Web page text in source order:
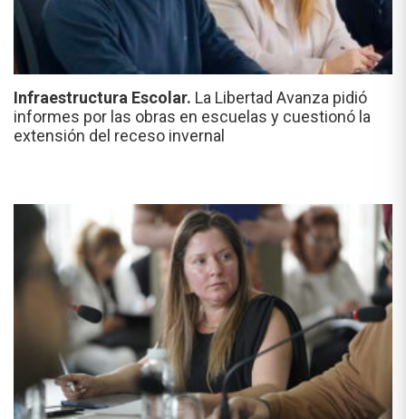
Infraestructura Escolar. La Libertad Avanza pidió
informes por las obras en escuelas y cuestionó la
extensión del receso invernal